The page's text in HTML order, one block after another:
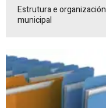
Estrutura e organización
municipal